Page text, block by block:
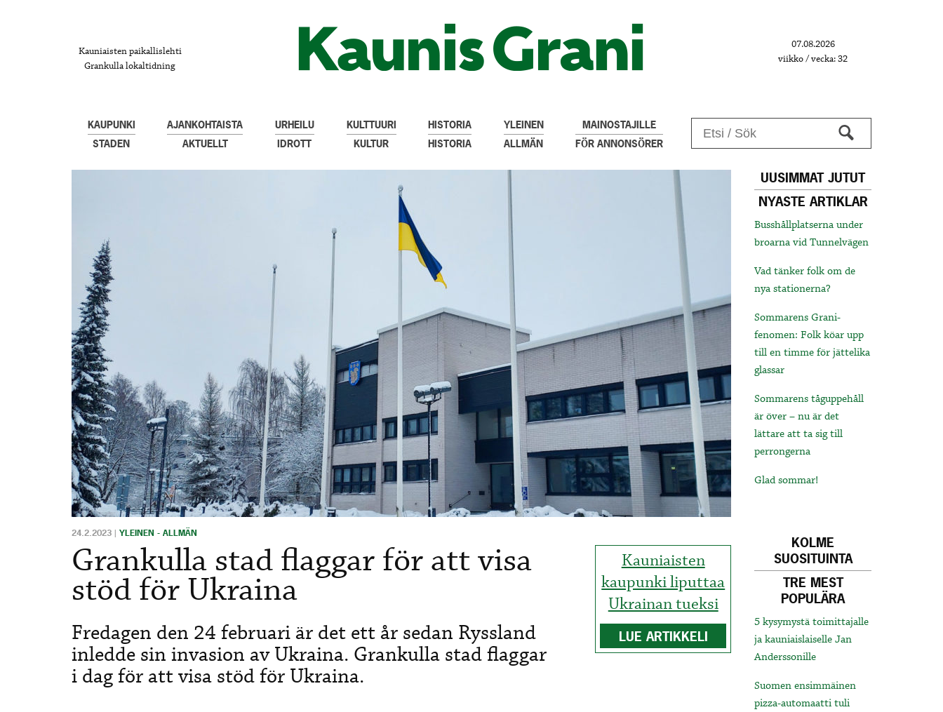
Kauniaisten paikallislehti
Grankulla lokaltidning
07.08.2026
viikko / vecka: 32
KAUPUNKI
STADEN
AJANKOHTAISTA
AKTUELLT
URHEILU
IDROTT
KULTTUURI
KULTUR
HISTORIA
HISTORIA
YLEINEN
ALLMÄN
MAINOSTAJILLE
FÖR ANNONSÖRER
Kauniaisten
kaupunki liputtaa
Ukrainan tueksi
LUE ARTIKKELI
24.2.2023 | YLEINEN - ALLMÄN
Grankulla stad flaggar för att visa
stöd för Ukraina
Fredagen den 24 februari är det ett år sedan Ryssland
inledde sin invasion av Ukraina. Grankulla stad flaggar
i dag för att visa stöd för Ukraina.
UUSIMMAT JUTUT
NYASTE ARTIKLAR
Busshållplatserna under
broarna vid Tunnelvägen
Vad tänker folk om de
nya stationerna?
Sommarens Grani-
fenomen: Folk köar upp
till en timme för jättelika
glassar
Sommarens tåguppehåll
är över – nu är det
lättare att ta sig till
perrongerna
Glad sommar!
KOLME
SUOSITUINTA
TRE MEST
POPULÄRA
5 kysymystä toimittajalle
ja kauniaislaiselle Jan
Anderssonille
Suomen ensimmäinen
pizza-automaatti tuli